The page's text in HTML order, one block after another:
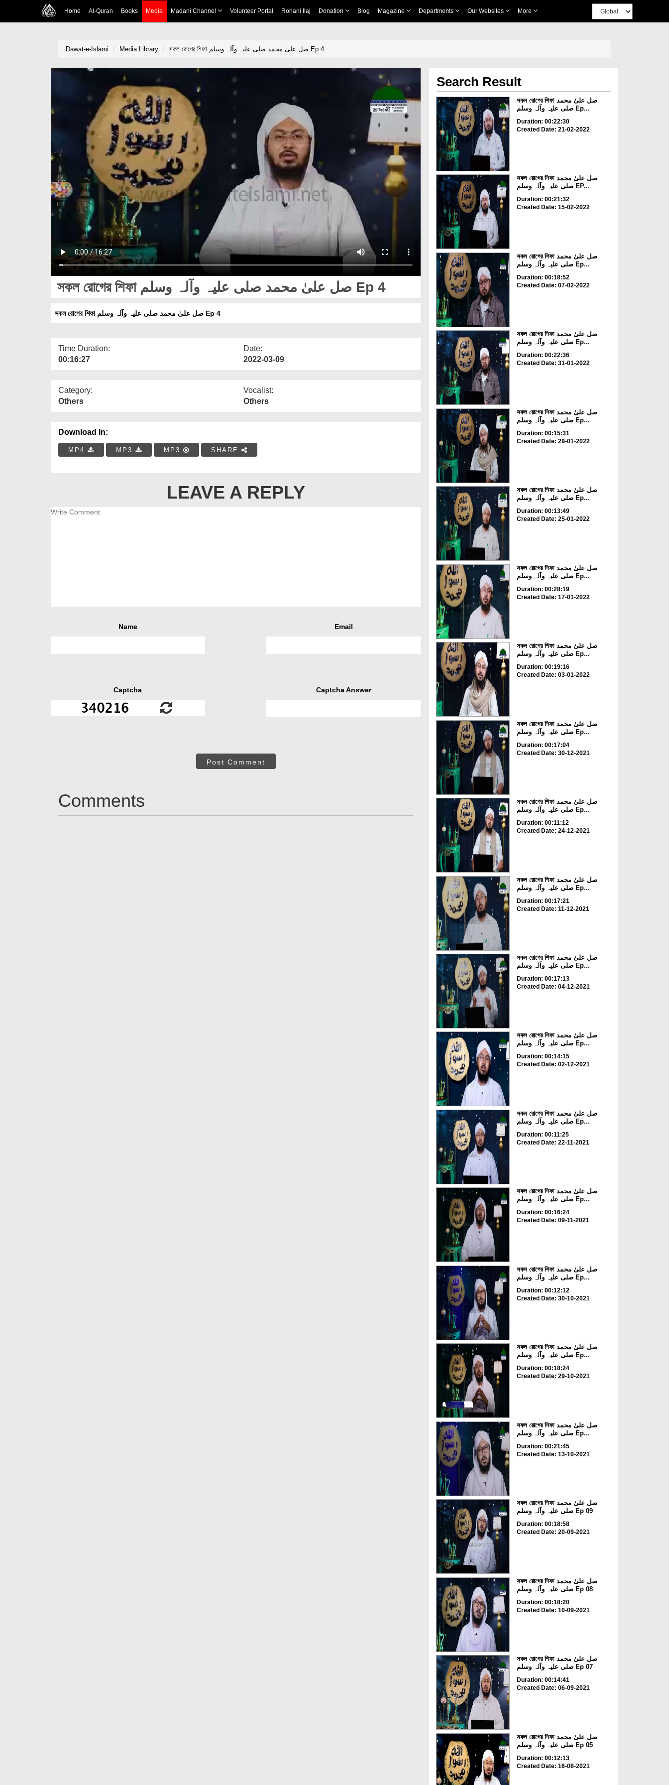
Home Al-Quran Books Media Madani Channel Volunteer Portal Rohani Ilaj Donation Blog Magazine Departments Our Websites More
Dawat-e-Islami Media Library সকল রোগের শিফা صل علیٰ محمد صلی علیہ وآلہ وسلم Ep 4
সকল রোগের শিফা صل علیٰ محمد صلی علیہ وآلہ وسلم Ep 4
সকল রোগের শিফা صل علیٰ محمد صلی علیہ وآلہ وسلم Ep 4
Time Duration:
00:16:27
Date:
2022-03-09
Category:
Others
Vocalist:
Others
Download In:
MP4 MP3 MP3 SHARE
LEAVE A REPLY
Name Email
Captcha Captcha Answer
Post Comment
Comments
Search Result
সকল রোগের শিফা صل علیٰ محمد
صلی علیہ وآلہ وسلم Ep...
Duration: 00:22:30
Created Date: 21-02-2022
সকল রোগের শিফা صل علیٰ محمد
صلی علیہ وآلہ وسلم EP...
Duration: 00:21:32
Created Date: 15-02-2022
সকল রোগের শিফা صل علیٰ محمد
صلی علیہ وآلہ وسلم Ep...
Duration: 00:18:52
Created Date: 07-02-2022
সকল রোগের শিফা صل علیٰ محمد
صلی علیہ وآلہ وسلم Ep...
Duration: 00:22:36
Created Date: 31-01-2022
সকল রোগের শিফা صل علیٰ محمد
صلی علیہ وآلہ وسلم Ep...
Duration: 00:15:31
Created Date: 29-01-2022
সকল রোগের শিফা صل علیٰ محمد
صلی علیہ وآلہ وسلم Ep...
Duration: 00:13:49
Created Date: 25-01-2022
সকল রোগের শিফা صل علیٰ محمد
صلی علیہ وآلہ وسلم Ep...
Duration: 00:28:19
Created Date: 17-01-2022
সকল রোগের শিফা صل علیٰ محمد
صلی علیہ وآلہ وسلم Ep...
Duration: 00:19:16
Created Date: 03-01-2022
সকল রোগের শিফা صل علیٰ محمد
صلی علیہ وآلہ وسلم Ep...
Duration: 00:17:04
Created Date: 30-12-2021
সকল রোগের শিফা صل علیٰ محمد
صلی علیہ وآلہ وسلم Ep...
Duration: 00:11:12
Created Date: 24-12-2021
সকল রোগের শিফা صل علیٰ محمد
صلی علیہ وآلہ وسلم Ep...
Duration: 00:17:21
Created Date: 11-12-2021
সকল রোগের শিফা صل علیٰ محمد
صلی علیہ وآلہ وسلم Ep...
Duration: 00:17:13
Created Date: 04-12-2021
সকল রোগের শিফা صل علیٰ محمد
صلی علیہ وآلہ وسلم Ep...
Duration: 00:14:15
Created Date: 02-12-2021
সকল রোগের শিফা صل علیٰ محمد
صلی علیہ وآلہ وسلم Ep...
Duration: 00:11:25
Created Date: 22-11-2021
সকল রোগের শিফা صل علیٰ محمد
صلی علیہ وآلہ وسلم Ep...
Duration: 00:16:24
Created Date: 09-11-2021
সকল রোগের শিফা صل علیٰ محمد
صلی علیہ وآلہ وسلم Ep...
Duration: 00:12:12
Created Date: 30-10-2021
সকল রোগের শিফা صل علیٰ محمد
صلی علیہ وآلہ وسلم Ep...
Duration: 00:18:24
Created Date: 29-10-2021
সকল রোগের শিফা صل علیٰ محمد
صلی علیہ وآلہ وسلم Ep...
Duration: 00:21:45
Created Date: 13-10-2021
সকল রোগের শিফা صل علیٰ محمد
صلی علیہ وآلہ وسلم Ep 09
Duration: 00:18:58
Created Date: 20-09-2021
সকল রোগের শিফা صل علیٰ محمد
صلی علیہ وآلہ وسلم Ep 08
Duration: 00:18:20
Created Date: 10-09-2021
সকল রোগের শিফা صل علیٰ محمد
صلی علیہ وآلہ وسلم Ep 07
Duration: 00:14:41
Created Date: 06-09-2021
সকল রোগের শিফা صل علیٰ محمد
صلی علیہ وآلہ وسلم Ep 05
Duration: 00:12:13
Created Date: 16-08-2021